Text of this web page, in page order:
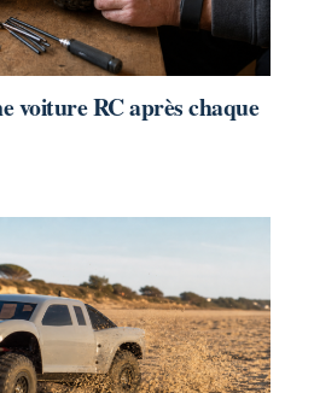
voiture RC après chaque